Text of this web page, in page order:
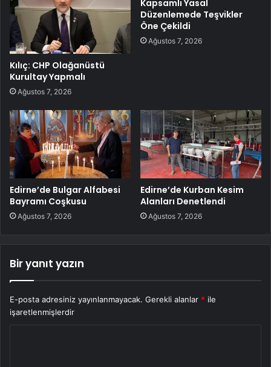
Kılıç: CHP Olağanüstü
Kurultay Yapmalı
Ağustos 7, 2026
Kapsamlı Yasal
Düzenlemede Teşvikler
Öne Çekildi
Ağustos 7, 2026
Edirne’de Bulgar Alfabesi
Bayramı Coşkusu
Ağustos 7, 2026
Edirne’de Kurban Kesim
Alanları Denetlendi
Ağustos 7, 2026
Bir yanıt yazın
E-posta adresiniz yayınlanmayacak. Gerekli alanlar * ile
işaretlenmişlerdir